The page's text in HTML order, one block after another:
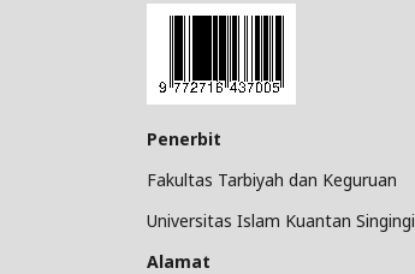
Penerbit
Fakultas Tarbiyah dan Keguruan
Universitas Islam Kuantan Singingi
Alamat